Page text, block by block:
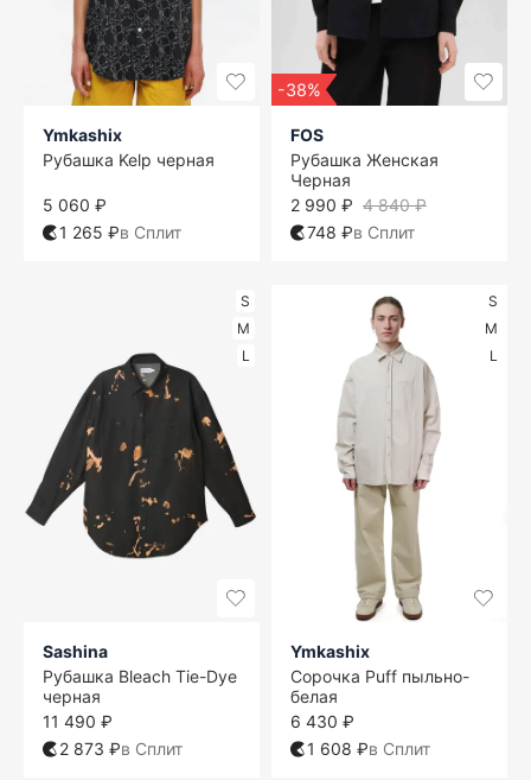
Ymkashix
Рубашка Kelp черная
5 060 ₽
1 265 ₽в Сплит
-38%
FOS
Рубашка Женская
Черная
4 840 ₽
2 990 ₽
748 ₽в Сплит
S
M
L
Sashina
Рубашка Bleach Tie-Dye
черная
11 490 ₽
2 873 ₽в Сплит
S
M
L
Ymkashix
Сорочка Puff пыльно-
белая
6 430 ₽
1 608 ₽в Сплит